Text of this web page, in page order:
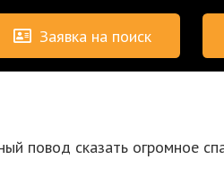
Заявка на поиск
повод сказать огромное